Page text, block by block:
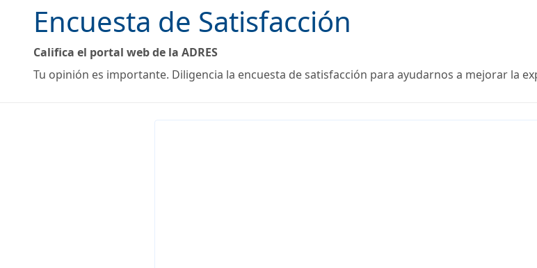
Encuesta de Satisfacción
Califica el portal web de la ADRES
Tu opinión es importante. Diligencia la encuesta de satisfacción para ayudarnos a mejorar la